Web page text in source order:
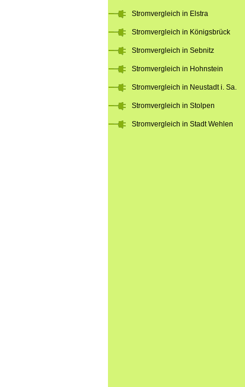
Stromvergleich in Elstra
Stromvergleich in Königsbrück
Stromvergleich in Sebnitz
Stromvergleich in Hohnstein
Stromvergleich in Neustadt i. Sa.
Stromvergleich in Stolpen
Stromvergleich in Stadt Wehlen